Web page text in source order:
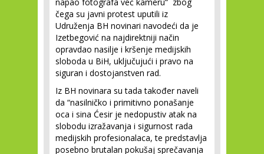
čega su javni protest uputili iz
Udruženja BH novinari navodeći da je
Izetbegović na najdirektniji način
opravdao nasilje i kršenje medijskih
sloboda u BiH, uključujući i pravo na
siguran i dostojanstven rad.
Iz BH novinara su tada također naveli
da “nasilničko i primitivno ponašanje
oca i sina Ćesir je nedopustiv atak na
slobodu izražavanja i sigurnost rada
medijskih profesionalaca, te predstavlja
posebno brutalan pokušaj sprečavanja